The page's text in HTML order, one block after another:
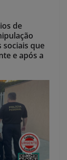
de
que
e após a